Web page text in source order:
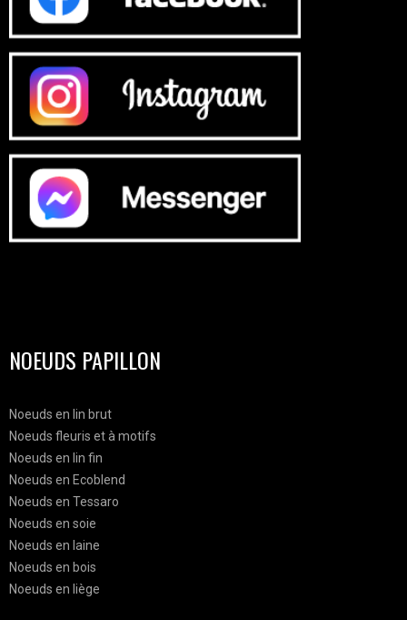
NOEUDS PAPILLON
Noeuds en lin brut
Noeuds fleuris et à motifs
Noeuds en lin fin
Noeuds en Ecoblend
Noeuds en Tessaro
Noeuds en soie
Noeuds en laine
Noeuds en bois
Noeuds en liège